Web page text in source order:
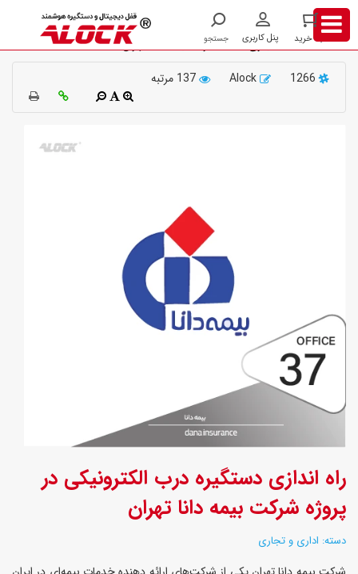
پروژه
ها
اداری و
تجاری
راه اندازی دستگیره درب الکترونیکی در پروژه
شرکت بیمه دانا تهران
1266
Alock 137 مرتبه
راه اندازی دستگیره درب الکترونیکی در
پروژه شرکت بیمه دانا تهران
دسته: اداری و تجاری